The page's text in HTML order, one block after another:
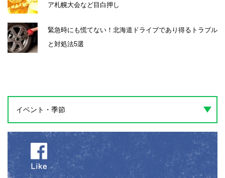
ア札幌大会など目白押し
緊急時にも慌てない！北海道ドライブであり得るトラブル
と対処法5選
イベント・季節